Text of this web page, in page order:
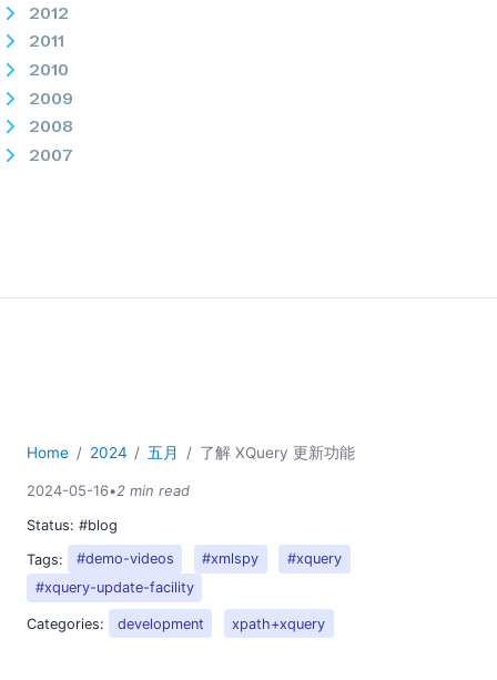
2012
2011
2010
2009
2008
2007
Home 2024 五月 了解 XQuery 更新功能
2024-05-16•2 min read
Status: #blog
Tags:
#demo-videos #xmlspy
#xquery
#xquery-update-facility
Categories: development xpath+xquery